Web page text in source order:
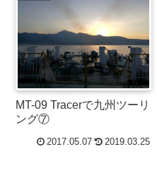
MT-09 Tracerで九州ツーリ
ング⑦
2017.05.07 2019.03.25